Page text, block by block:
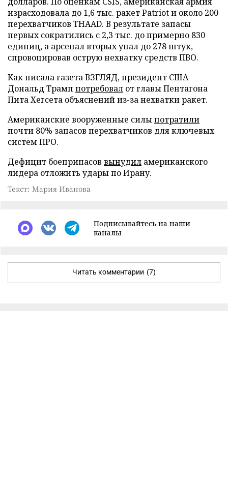
израсходовала до 1,6 тыс. ракет Patriot и около 200
перехватчиков THAAD. В результате запасы
первых сократились с 2,3 тыс. до примерно 830
единиц, а арсенал вторых упал до 278 штук,
спровоцировав острую нехватку средств ПВО.
Как писала газета ВЗГЛЯД, президент США
Дональд Трамп потребовал от главы Пентагона
Пита Хегсета объяснений из-за нехватки ракет.
Американские вооруженные силыпотратили
почти 80% запасов перехватчиков для ключевых
систем ПРО.
Дефицит боеприпасов вынудил американского
лидера отложить удары по Ирану.
Текст: Мария Иванова
Подписывайтесь на наши
каналы
Читать комментарии (7)